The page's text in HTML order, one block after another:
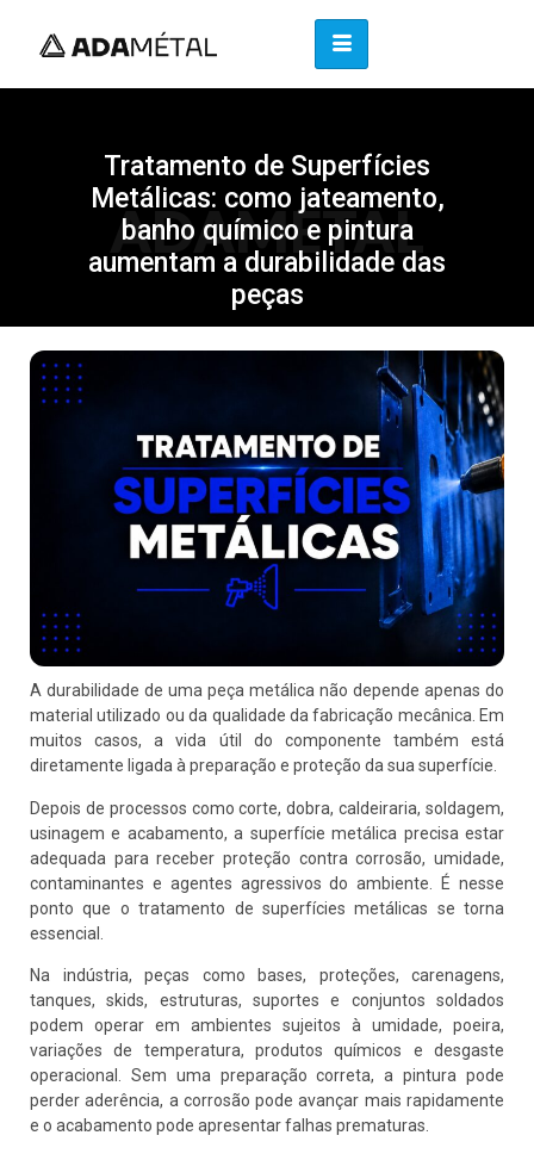
Tratamento de Superfícies
Metálicas: como jateamento,
banho químico e pintura
aumentam a durabilidade das
peças
ADAMETAL
A durabilidade de uma peça metálica não depende apenas do
material utilizado ou da qualidade da fabricação mecânica. Em
muitos casos, a vida útil do componente também está
diretamente ligada à preparação e proteção da sua superfície.
Depois de processos como corte, dobra, caldeiraria, soldagem,
usinagem e acabamento, a superfície metálica precisa estar
adequada para receber proteção contra corrosão, umidade,
contaminantes e agentes agressivos do ambiente. É nesse
ponto que o tratamento de superfícies metálicas se torna
essencial.
Na indústria, peças como bases, proteções, carenagens,
tanques, skids, estruturas, suportes e conjuntos soldados
podem operar em ambientes sujeitos à umidade, poeira,
variações de temperatura, produtos químicos e desgaste
operacional. Sem uma preparação correta, a pintura pode
perder aderência, a corrosão pode avançar mais rapidamente
e o acabamento pode apresentar falhas prematuras.